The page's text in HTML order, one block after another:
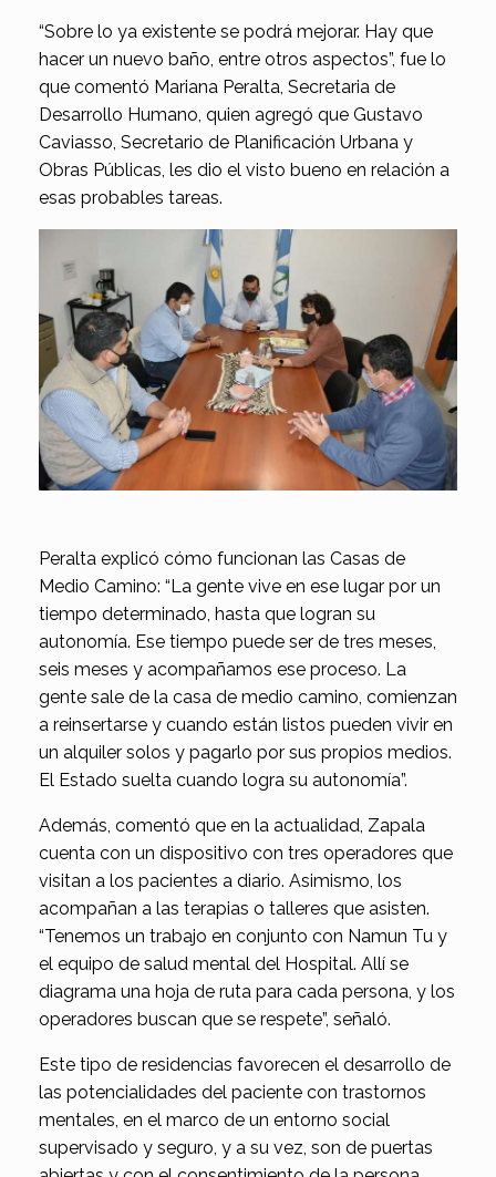
“Sobre lo ya existente se podrá mejorar. Hay que
hacer un nuevo baño, entre otros aspectos”, fue lo
que comentó Mariana Peralta, Secretaria de
Desarrollo Humano, quien agregó que Gustavo
Caviasso, Secretario de Planificación Urbana y
Obras Públicas, les dio el visto bueno en relación a
esas probables tareas.
Peralta explicó cómo funcionan las Casas de
Medio Camino: “La gente vive en ese lugar por un
tiempo determinado, hasta que logran su
autonomía. Ese tiempo puede ser de tres meses,
seis meses y acompañamos ese proceso. La
gente sale de la casa de medio camino, comienzan
a reinsertarse y cuando están listos pueden vivir en
un alquiler solos y pagarlo por sus propios medios.
El Estado suelta cuando logra su autonomía”.
Además, comentó que en la actualidad, Zapala
cuenta con un dispositivo con tres operadores que
visitan a los pacientes a diario. Asimismo, los
acompañan a las terapias o talleres que asisten.
“Tenemos un trabajo en conjunto con Namun Tu y
el equipo de salud mental del Hospital. Allí se
diagrama una hoja de ruta para cada persona, y los
operadores buscan que se respete”, señaló.
Este tipo de residencias favorecen el desarrollo de
las potencialidades del paciente con trastornos
mentales, en el marco de un entorno social
supervisado y seguro, y a su vez, son de puertas